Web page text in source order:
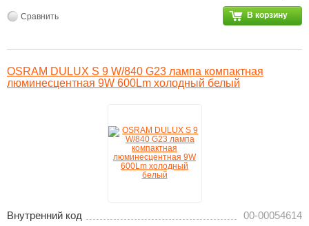
В корзину
Сравнить
OSRAM DULUX S 9 W/840 G23 лампа компактная
люминесцентная 9W 600Lm холодный белый
Внутренний код
00-00054614